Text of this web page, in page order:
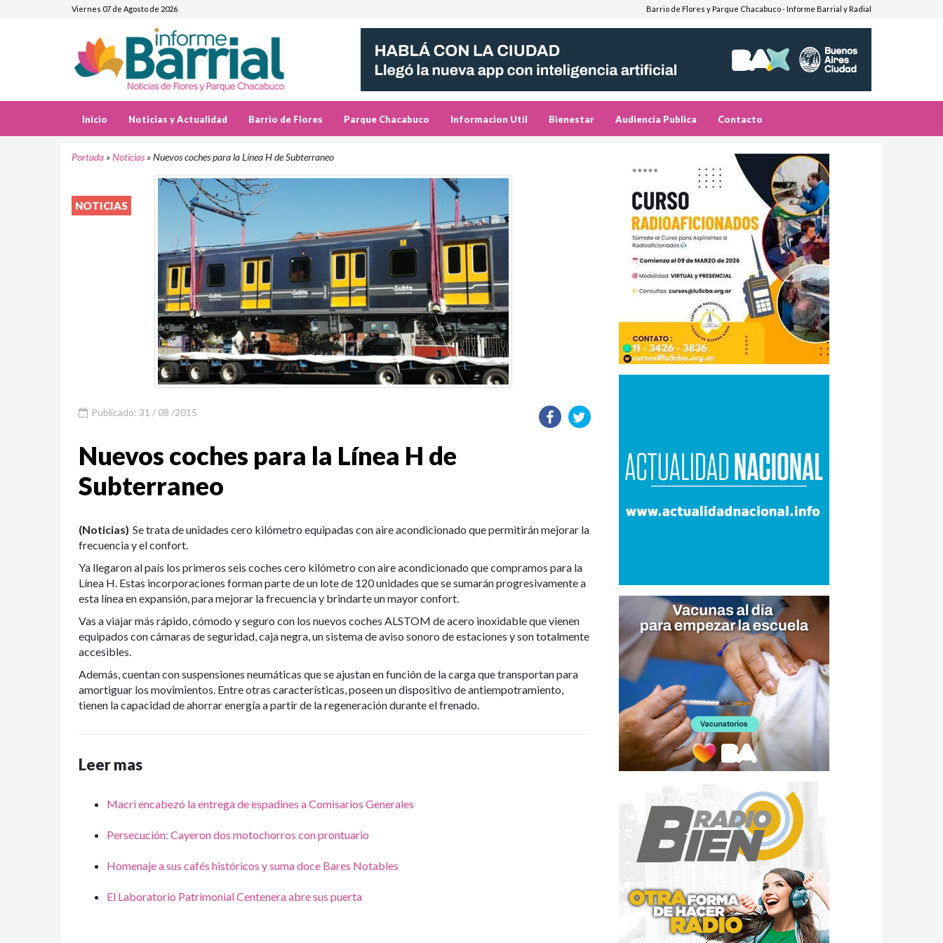
Viernes 07 de Agosto de 2026 Barrio de Flores y Parque Chacabuco - Informe Barrial y Radial
Inicio Noticias y Actualidad Barrio de Flores Parque Chacabuco Informacion Util Bienestar Audiencia Publica Contacto
Portada »Noticias »Nuevos coches para la Línea H de Subterraneo
NOTICIAS
Publicado: 31 / 08 /2015
Nuevos coches para la Línea H de
Subterraneo
(Noticias) Se trata de unidades cero kilómetro equipadas con aire acondicionado que permitirán mejorar la
frecuencia y el confort.
Ya llegaron al país los primeros seis coches cero kilómetro con aire acondicionado que compramos para la
Línea H. Estas incorporaciones forman parte de un lote de 120 unidades que se sumarán progresivamente a
esta línea en expansión, para mejorar la frecuencia y brindarte un mayor confort.
Vas a viajar más rápido, cómodo y seguro con los nuevos coches ALSTOM de acero inoxidable que vienen
equipados con cámaras de seguridad, caja negra, un sistema de aviso sonoro de estaciones y son totalmente
accesibles.
Además, cuentan con suspensiones neumáticas que se ajustan en función de la carga que transportan para
amortiguar los movimientos. Entre otras características, poseen un dispositivo de antiempotramiento,
tienen la capacidad de ahorrar energía a partir de la regeneración durante el frenado.
Leer mas
Macri encabezó la entrega de espadines a Comisarios Generales
Persecución: Cayeron dos motochorros con prontuario
Homenaje a sus cafés históricos y suma doce Bares Notables
El Laboratorio Patrimonial Centenera abre sus puerta